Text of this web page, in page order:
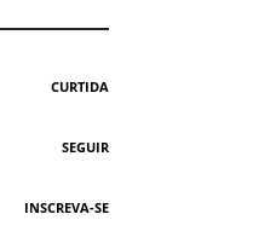
CURTIDA
SEGUIR
INSCREVA-SE